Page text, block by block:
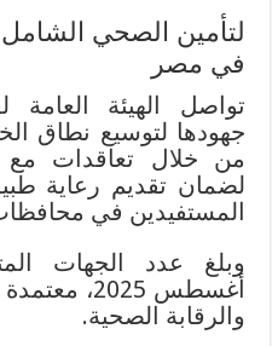
لتأمين الصحي
في مصر
تواصل الهيئة العامة
جهودها لتوسيع نطاق
من خلال تعاقدات
لضمان تقديم رعاية
المستفيدين في
أغسطس
والرقابة الصحية.